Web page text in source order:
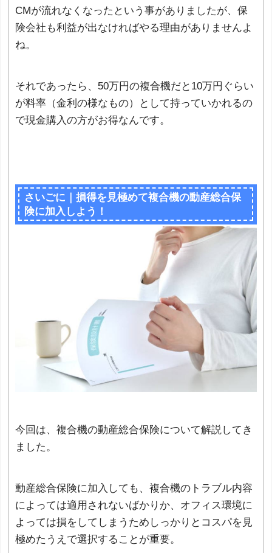
CMが流れなくなったという事がありましたが、保
険会社も利益が出なければやる理由がありませんよ
ね。
それであったら、50万円の複合機だと10万円ぐらい
が料率（金利の様なもの）として持っていかれるの
で現金購入の方がお得なんです。
さいごに｜損得を見極めて複合機の動産総合保
険に加入しよう！
今回は、複合機の動産総合保険について解説してき
ました。
動産総合保険に加入しても、複合機のトラブル内容
によっては適用されないばかりか、オフィス環境に
よっては損をしてしまうためしっかりとコスパを見
極めたうえで選択することが重要。